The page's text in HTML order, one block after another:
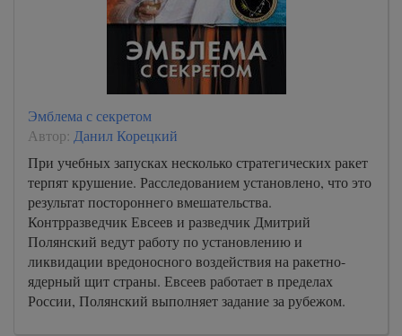
Эмблема с секретом
Автор: Данил Корецкий
При учебных запусках несколько стратегических ракет
терпят крушение. Расследованием установлено, что это
результат постороннего вмешательства.
Контрразведчик Евсеев и разведчик Дмитрий
Полянский ведут работу по установлению и
ликвидации вредоносного воздействия на ракетно-
ядерный щит страны. Евсеев работает в пределах
России, Полянский выполняет задание за рубежом.